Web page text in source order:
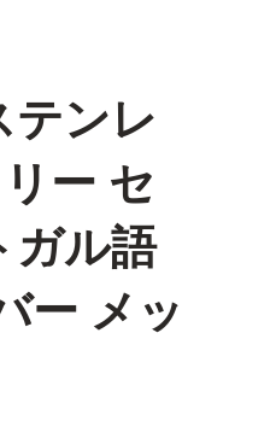
テンレ
ー セ
ガル語
ー メッ